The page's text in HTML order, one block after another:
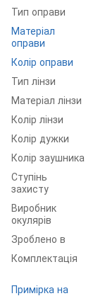
Тип оправи
Матеріал
оправи
Колір оправи
Тип лінзи
Матеріал лінзи
Колір лінзи
Колір дужки
Колір заушника
Ступінь
захисту
Виробник
окулярів
Зроблено в
Комплектація
Примірка на